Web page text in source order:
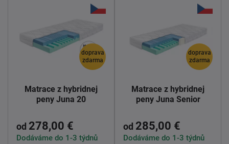
doprava
zdarma
Matrace z hybridnej
peny Juna 20
od 278,00 €
Dodáváme do 1-3 týdnů
doprava
zdarma
Matrace z hybridnej
peny Juna Senior
od 285,00 €
Dodáváme do 1-3 týdnů